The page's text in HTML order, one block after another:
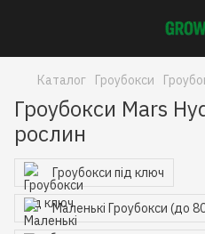
Каталог Гроубокси
Гроубокси Mars
рослин
Гроубокси під ключ
Маленькі Гроубокси (до